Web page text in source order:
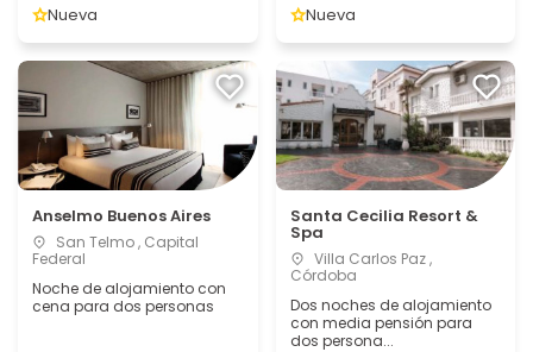
Nueva Nueva
Anselmo Buenos Aires
San Telmo , Capital
Federal
Noche de alojamiento con
cena para dos personas
Santa Cecilia Resort &
Spa
Villa Carlos Paz ,
Córdoba
Dos noches de alojamiento
con media pensión para
dos persona...